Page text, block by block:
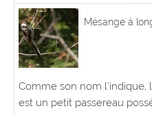
Mésange à
Comme son nom
est un petit passereau